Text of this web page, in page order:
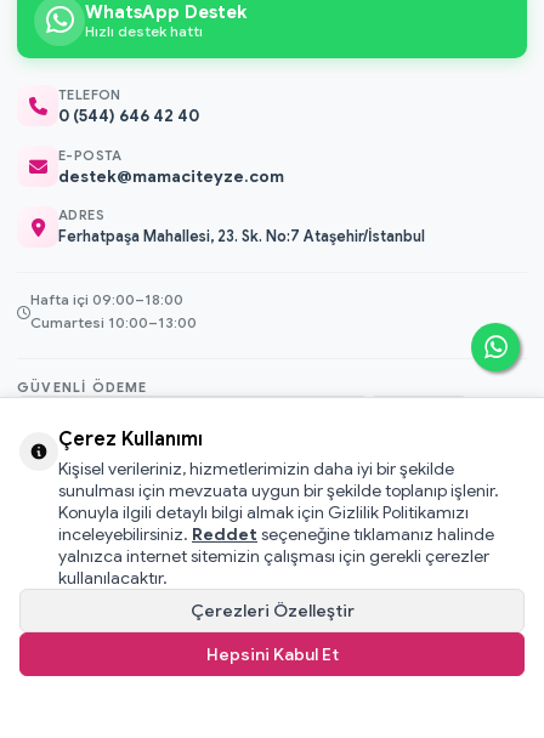
WhatsApp Destek
Hızlı destek hattı
TELEFON
0 (544) 646 42 40
E-POSTA
destek@mamaciteyze.com
ADRES
Ferhatpaşa Mahallesi, 23. Sk. No:7 Ataşehir/İstanbul
Hafta içi 09:00–18:00
Cumartesi 10:00–13:00
GÜVENLI ÖDEME
256-bit SSL
© 2026 Mamacı Teyze · Nurşen ve ekibi ile birlikte ile hazırlandı.
Mesafeli Satış Sözleşmesi
Gizlilik ve Çerez Politikası
KVKK Aydınlatma Metni
Kullanıcı Sözleşmesi
Çerez Kullanımı
Kişisel verileriniz, hizmetlerimizin daha iyi bir şekilde
sunulması için mevzuata uygun bir şekilde toplanıp işlenir.
Konuyla ilgili detaylı bilgi almak için Gizlilik Politikamızı
inceleyebilirsiniz. Reddet seçeneğine tıklamanız halinde
yalnızca internet sitemizin çalışması için gerekli çerezler
kullanılacaktır.
Çerezleri Özelleştir
Hepsini Kabul Et